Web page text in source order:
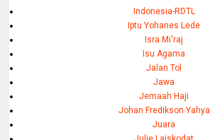
Indonesia-RDTL
Iptu Yohanes Lede
Isra Mi'raj
Isu Agama
Jalan Tol
Jawa
Jemaah Haji
Johan Fredikson Yahya
Juara